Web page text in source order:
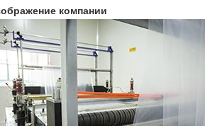
компании